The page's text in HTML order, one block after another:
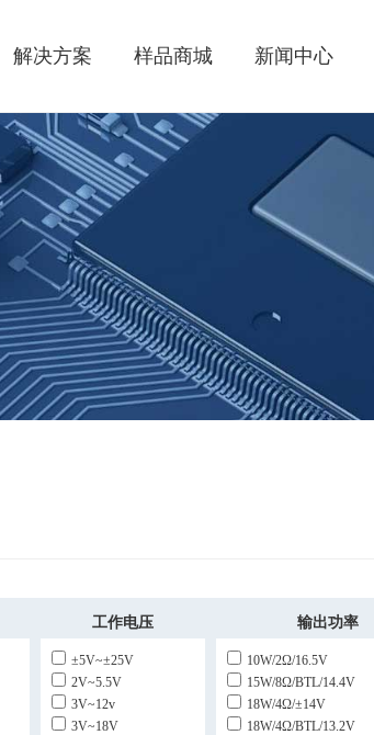
解决方案 样品商城 新闻中心
工作电压 输出功率
±5V~±25V
2V~5.5V
3V~12v
3V~18V
10W/2Ω/16.5V
15W/8Ω/BTL/14.4V
18W/4Ω/±14V
18W/4Ω/BTL/13.2V